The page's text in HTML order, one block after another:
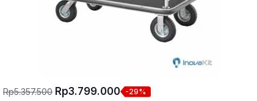
Rp5.357.500 Harga
Rp3.799.000Harga
-29%